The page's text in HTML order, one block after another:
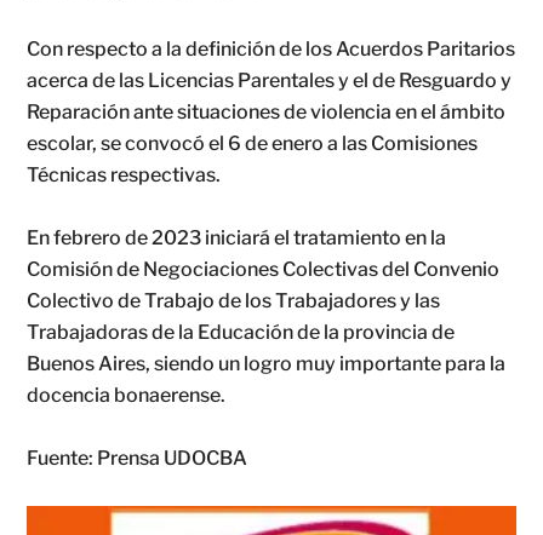
Con respecto a la definición de los Acuerdos Paritarios
acerca de las Licencias Parentales y el de Resguardo y
Reparación ante situaciones de violencia en el ámbito
escolar, se convocó el 6 de enero a las Comisiones
Técnicas respectivas.
En febrero de 2023 iniciará el tratamiento en la
Comisión de Negociaciones Colectivas del Convenio
Colectivo de Trabajo de los Trabajadores y las
Trabajadoras de la Educación de la provincia de
Buenos Aires, siendo un logro muy importante para la
docencia bonaerense.
Fuente: Prensa UDOCBA